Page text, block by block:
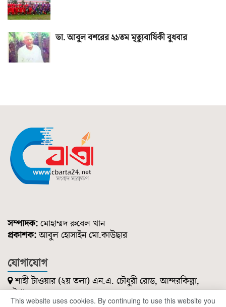
ডা. আবুল বশরের ২১তম মৃত্যুবার্ষিকী বুধবার
সম্পাদক: মোহাম্মদ রুবেল খান
প্রকাশক:আবুল হোসাইন মো.কাউছার
যোগাযোগ
শাহী টাওয়ার (২য় তলা) এন.এ. চৌধুরী রোড, আন্দরকিল্লা,
চট্টগ্রাম।
০১৮৫১ ২১৪ ৭৪৭
This website uses cookies. By continuing to use this website you